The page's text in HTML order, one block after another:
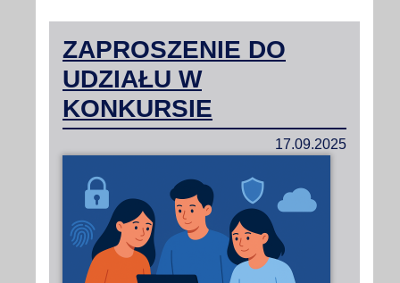
ZAPROSZENIE DO
UDZIAŁU W
KONKURSIE
17.09.2025